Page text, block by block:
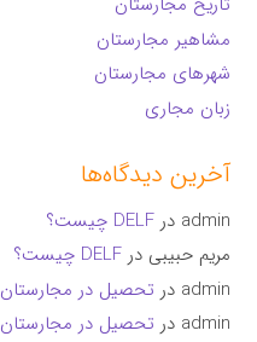
مشاهیر مجارستان
شهرهای مجارستان
زبان مجاری
آخرین دیدگاه‌ها
admin درDELF چیست؟
مریم حبیبی درDELF چیست؟
admin در تحصیل در مجارستان
admin در تحصیل در مجارستان